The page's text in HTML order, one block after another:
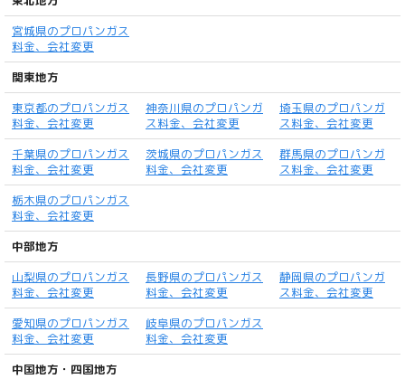
宮城県のプロパンガス
料金、会社変更
関東地方
東京都のプロパンガス
料金、会社変更
神奈川県のプロパンガ
ス料金、会社変更
埼玉県のプロパンガ
ス料金、会社変更
千葉県のプロパンガス
料金、会社変更
茨城県のプロパンガス
料金、会社変更
群馬県のプロパンガ
ス料金、会社変更
栃木県のプロパンガス
料金、会社変更
中部地方
山梨県のプロパンガス
料金、会社変更
長野県のプロパンガス
料金、会社変更
静岡県のプロパンガ
ス料金、会社変更
愛知県のプロパンガス
料金、会社変更
岐阜県のプロパンガス
料金、会社変更
中国地方・四国地方